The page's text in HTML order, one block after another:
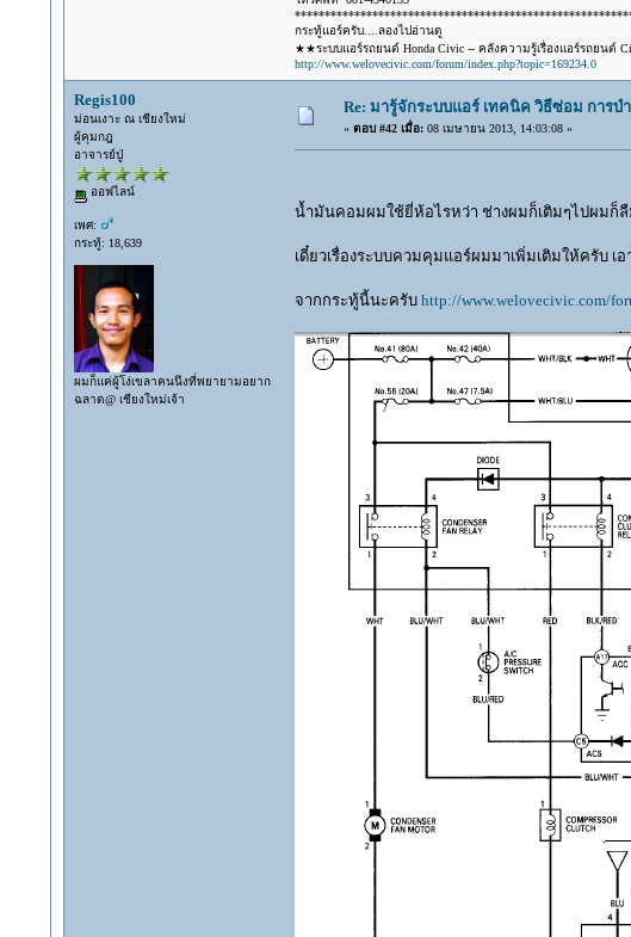
กระทู้แอร์ครับ....ลองไปอ่านดู
★★ระบบแอร์รถยนต์ Honda Civic -- คลังความรู้เรื่องแอร์รถยนต์
http://www.welovecivic.com/forum/index.php?topic=169234.0
Regis100
ม่อนเงาะ ณ เชียงใหม่
ผู้คุมกฎ
อาจารย์ปู่
ออฟไลน์
เพศ:
กระทู้: 18,639
ผมก็แค่ผู้โง่เขลาคนนึงที่พยายามอยาก
ฉลาด@ เชียงใหม่เจ้า
Re: มารู้จักระบบแอร์ เทคนิค วิธีซ่อม การบ
« ตอบ #42 เมื่อ:08 เมษายน 2013, 14:03:08 »
น้ำมันคอมผมใช้ยี่ห้อไรหว่า ช่างผมก็เติมๆไปผมก็ลื
เดี๋ยวเรื่องระบบควมคุมแอร์ผมมาเพิ่มเติมให้ครับ เ
จากกระทู้นี้นะครับ http://www.welovecivic.com/